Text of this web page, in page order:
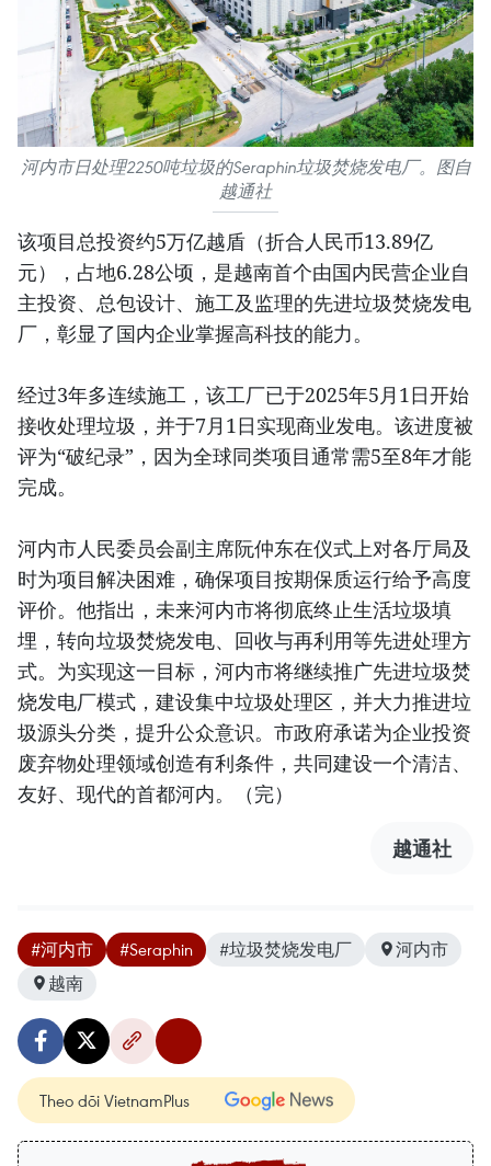
河内市日处理2250吨垃圾的Seraphin垃圾焚烧发电厂。图自
越通社
该项目总投资约5万亿越盾（折合人民币13.89亿
元），占地6.28公顷，是越南首个由国内民营企业自
主投资、总包设计、施工及监理的先进垃圾焚烧发电
厂，彰显了国内企业掌握高科技的能力。
经过3年多连续施工，该工厂已于2025年5月1日开始
接收处理垃圾，并于7月1日实现商业发电。该进度被
评为“破纪录”，因为全球同类项目通常需5至8年才能
完成。
河内市人民委员会副主席阮仲东在仪式上对各厅局及
时为项目解决困难，确保项目按期保质运行给予高度
评价。他指出，未来河内市将彻底终止生活垃圾填
埋，转向垃圾焚烧发电、回收与再利用等先进处理方
式。为实现这一目标，河内市将继续推广先进垃圾焚
烧发电厂模式，建设集中垃圾处理区，并大力推进垃
圾源头分类，提升公众意识。市政府承诺为企业投资
废弃物处理领域创造有利条件，共同建设一个清洁、
友好、现代的首都河内。（完）
越通社
#河内市 #Seraphin #垃圾焚烧发电厂
河内市
越南
Theo dõi VietnamPlus